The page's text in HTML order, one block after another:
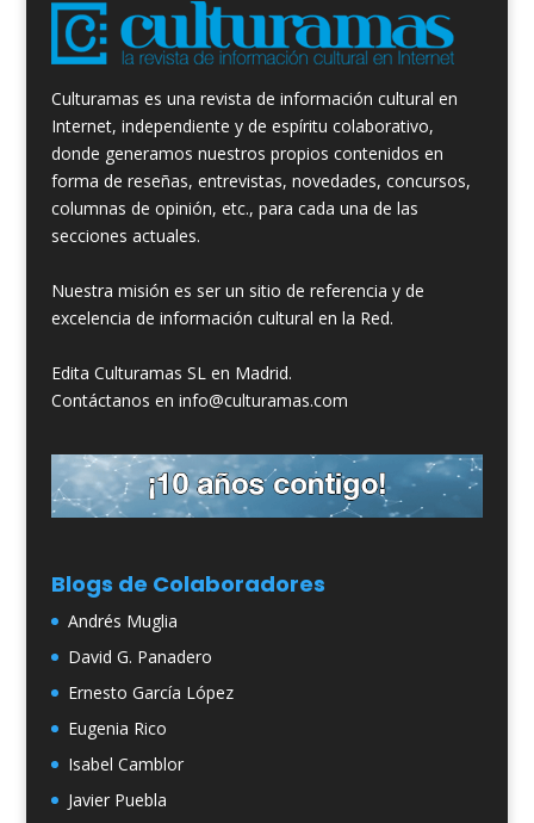
Culturamas es una revista de información cultural en
Internet, independiente y de espíritu colaborativo,
donde generamos nuestros propios contenidos en
forma de reseñas, entrevistas, novedades, concursos,
columnas de opinión, etc., para cada una de las
secciones actuales.
Nuestra misión es ser un sitio de referencia y de
excelencia de información cultural en la Red.
Edita Culturamas SL en Madrid.
Contáctanos en info@culturamas.com
Blogs de Colaboradores
Andrés Muglia
David G. Panadero
Ernesto García López
Eugenia Rico
Isabel Camblor
Javier Puebla